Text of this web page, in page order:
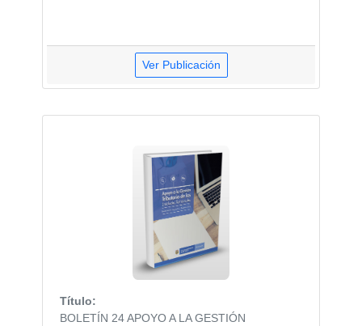
Ver Publicación
Título:
BOLETÍN 24 APOYO A LA GESTIÓN